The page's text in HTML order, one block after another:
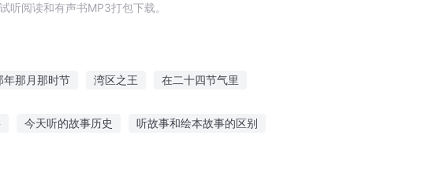
听阅读和有声书MP3打包下载。
年那月那时节 湾区之王 在二十四节气里
今天听的故事历史 听故事和绘本故事的区别